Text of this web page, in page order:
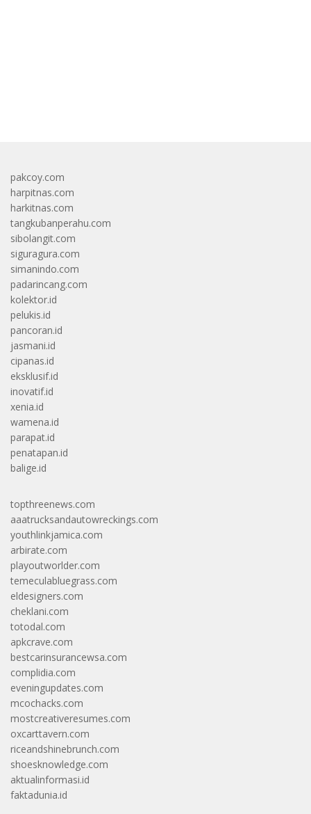
pakcoy.com
harpitnas.com
harkitnas.com
tangkubanperahu.com
sibolangit.com
siguragura.com
simanindo.com
padarincang.com
kolektor.id
pelukis.id
pancoran.id
jasmani.id
cipanas.id
eksklusif.id
inovatif.id
xenia.id
wamena.id
parapat.id
penatapan.id
balige.id
topthreenews.com
aaatrucksandautowreckings.com
youthlinkjamica.com
arbirate.com
playoutworlder.com
temeculabluegrass.com
eldesigners.com
cheklani.com
totodal.com
apkcrave.com
bestcarinsurancewsa.com
complidia.com
eveningupdates.com
mcochacks.com
mostcreativeresumes.com
oxcarttavern.com
riceandshinebrunch.com
shoesknowledge.com
aktualinformasi.id
faktadunia.id